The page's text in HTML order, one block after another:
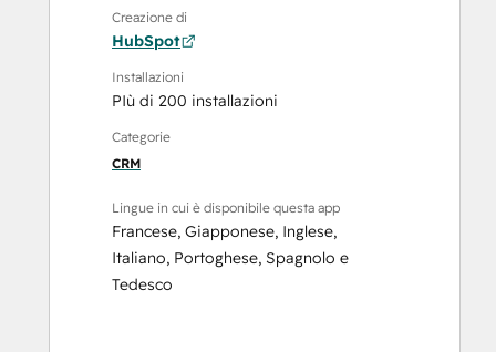
Creazione di
HubSpot
Installazioni
PIù di 200 installazioni
Categorie
CRM
Lingue in cui è disponibile questa app
Francese, Giapponese, Inglese,
Italiano, Portoghese, Spagnolo e
Tedesco